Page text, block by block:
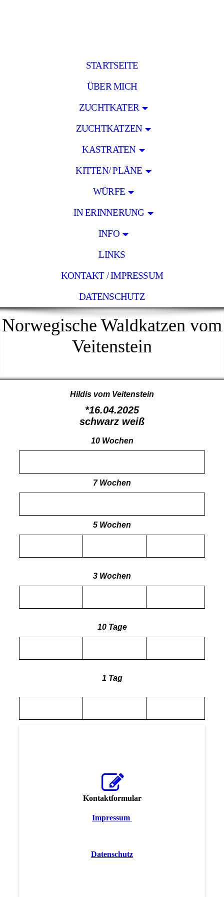
STARTSEITE
ÜBER MICH
ZUCHTKATER
ZUCHTKATZEN
KASTRATEN
KITTEN/ PLÄNE
WÜRFE
IN ERINNERUNG
INFO
LINKS
KONTAKT / IMPRESSUM
DATENSCHUTZ
Norwegische Waldkatzen vom
Veitenstein
Hildis vom Veitenstein
*16.04.2025
schwarz weiß
10 Wochen
7 Wochen
5 Wochen
3 Wochen
10 Tage
1 Tag
Kontaktformular
Impressum
Datenschutz